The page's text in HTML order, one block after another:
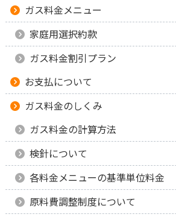
ガス料金メニュー
家庭用選択約款
ガス料金割引プラン
お支払について
ガス料金のしくみ
ガス料金の計算方法
検針について
各料金メニューの基準単位料金
原料費調整制度について